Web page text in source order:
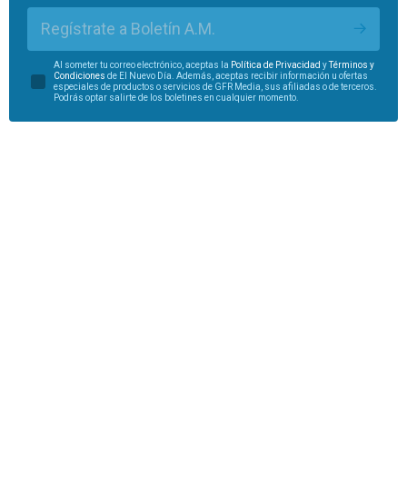
Regístrate a Boletín A.M.
Al someter tu correo electrónico, aceptas la Política de Privacidad yTérminos y
Condiciones de El Nuevo Día. Además, aceptas recibir información u ofertas
especiales de productos o servicios de GFR Media, sus afiliadas o de terceros.
Podrás optar salirte de los boletines en cualquier momento.